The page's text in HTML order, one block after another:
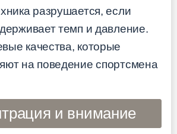
разрушается, если
темп и давление.
качества, которые
на поведение спортсмена
и внимание